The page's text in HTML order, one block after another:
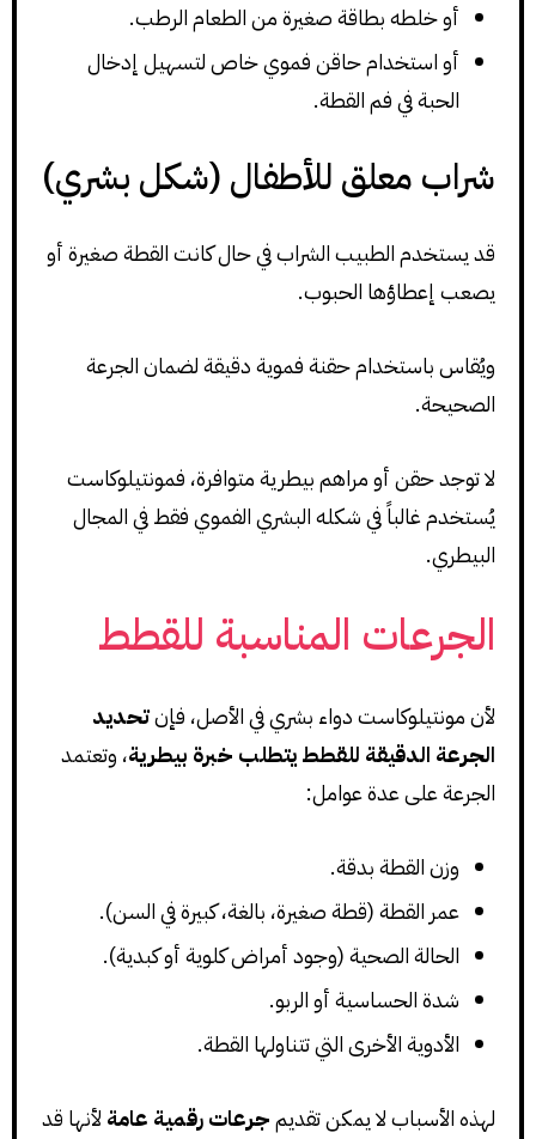
أو خلطه بطاقة صغيرة من الطعام الرطب.
أو استخدام حاقن فموي خاص لتسهيل إدخال
الحبة في فم القطة.
شراب معلق للأطفال (شكل بشري)
قد يستخدم الطبيب الشراب في حال كانت القطة صغيرة أو
يصعب إعطاؤها الحبوب.
ويُقاس باستخدام حقنة فموية دقيقة لضمان الجرعة
الصحيحة.
لا توجد حقن أو مراهم بيطرية متوافرة، فمونتيلوكاست
يُستخدم غالباً في شكله البشري الفموي فقط في المجال
البيطري.
الجرعات المناسبة للقطط
لأن مونتيلوكاست دواء بشري في الأصل، فإنتحديد
الجرعة الدقيقة للقطط يتطلب خبرة بيطرية، وتعتمد
الجرعة على عدة عوامل:
وزن القطة بدقة.
عمر القطة (قطة صغيرة، بالغة، كبيرة في السن).
الحالة الصحية (وجود أمراض كلوية أو كبدية).
شدة الحساسية أو الربو.
الأدوية الأخرى التي تتناولها القطة.
لهذه الأسباب لا يمكن تقديمجرعات رقمية عامة لأنها قد